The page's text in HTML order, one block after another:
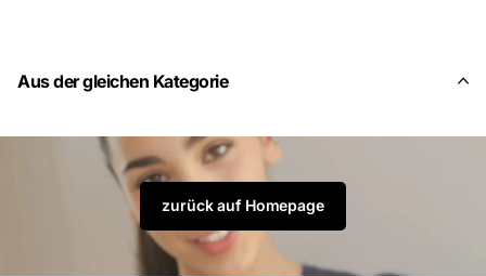
Aus der gleichen Kategorie
zurück auf Homepage